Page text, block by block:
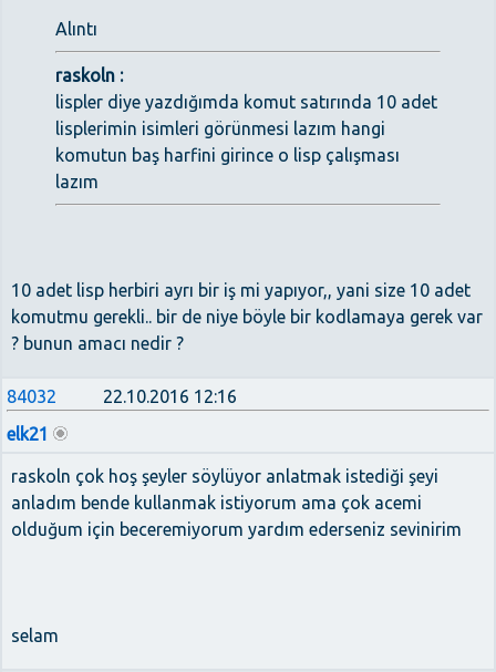
Alıntı
raskoln :
lispler diye yazdığımda komut satırında 10 adet
lisplerimin isimleri görünmesi lazım hangi
komutun baş harfini girince o lisp çalışması
lazım
10 adet lisp herbiri ayrı bir iş mi yapıyor,, yani size 10 adet
komutmu gerekli.. bir de niye böyle bir kodlamaya gerek var
? bunun amacı nedir ?
84032
22.10.2016 12:16
elk21
raskoln çok hoş şeyler söylüyor anlatmak istediği şeyi
anladım bende kullanmak istiyorum ama çok acemi
olduğum için beceremiyorum yardım ederseniz sevinirim
selam